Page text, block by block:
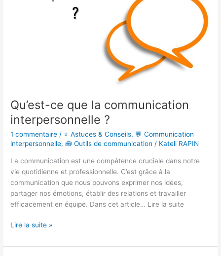
Qu’est-ce que la communication
interpersonnelle ?
1 commentaire / ⭐ Astuces & Conseils, 💬 Communication
interpersonnelle,🧰 Outils de communication / Katell RAPIN
La communication est une compétence cruciale dans notre
vie quotidienne et professionnelle. C’est grâce à la
communication que nous pouvons exprimer nos idées,
partager nos émotions, établir des relations et travailler
efficacement en équipe. Dans cet article… Lire la suite
Lire la suite »